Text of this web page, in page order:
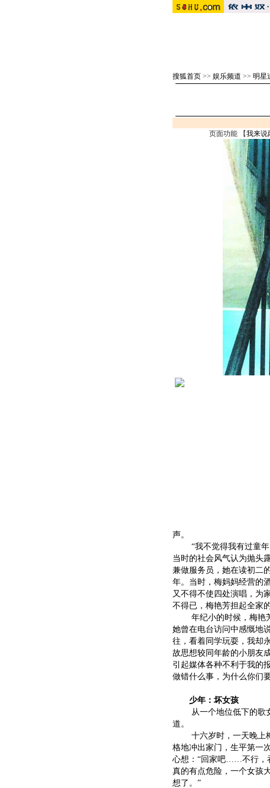
搜狐首页 >> 娱乐频道 >> 明星
页面功能 【我来说
声。
“我不觉得我有过童年
当时的社会风气认为抛头
兼做服务员，她在读初二
年。当时，梅妈妈经营的
又不得不使四处演唱，为
不得已，梅艳芳担起全家
年纪小的时候，梅艳芳
她曾在电台访问中感慨地
往，看着同学玩耍，我却
故思想较同年龄的小朋友
引起媒体各种不利于我的
做错什么事，为什么你们
少年：坏女孩
从一个地位低下的歌女
道。
十六岁时，一天晚上梅
格地冲出家门，生平第一
心想：“回家吧……不行，
真的有点危险，一个女孩
想了。”